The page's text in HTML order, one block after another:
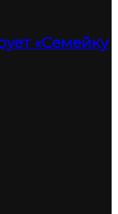
«Семейку